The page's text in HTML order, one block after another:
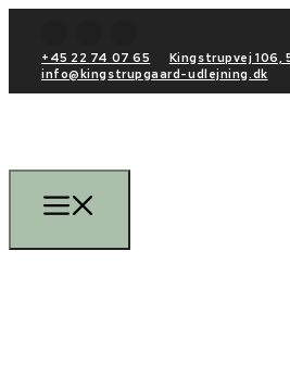
+45 22 74 07 65
Kingstrupvej 106,
info@kingstrupgaard-udlejning.dk